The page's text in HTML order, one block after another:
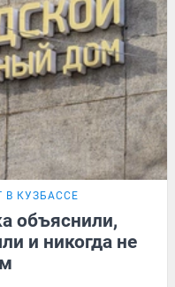
КУЗБАССЕ
объяснили,
и никогда не